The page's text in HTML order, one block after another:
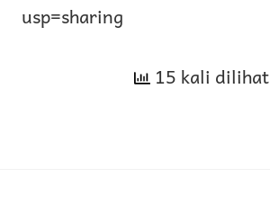
usp=sharing
15 kali dilihat